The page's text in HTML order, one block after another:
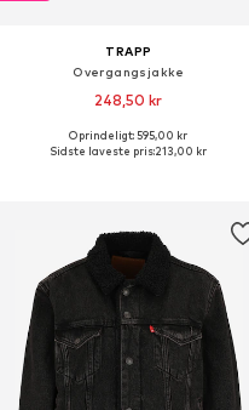
TRAPP
Overgangsjakke
248,50 kr
Tilgængelige størrelser: S, M, L, XL, XXL
Oprindeligt: 595,00 kr
Sidste laveste pris:213,00 kr